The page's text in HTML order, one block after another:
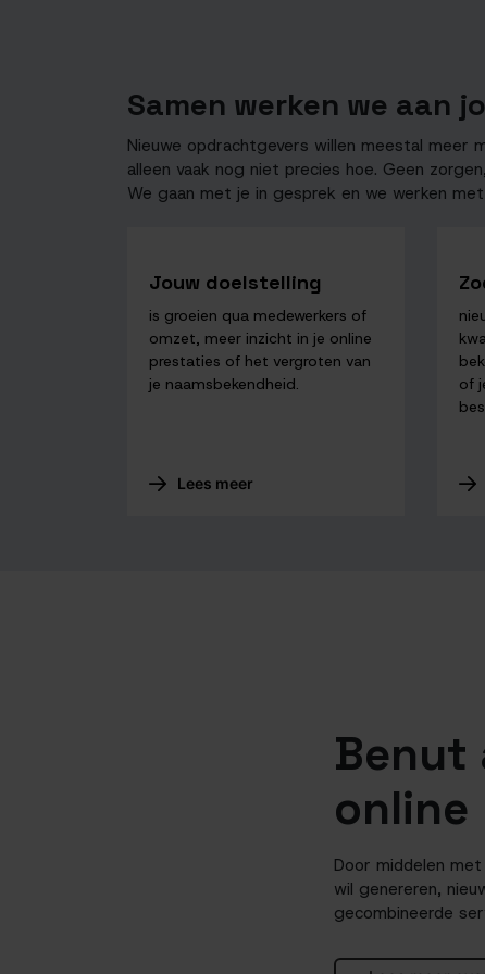
Samen werken we aan
Nieuwe opdrachtgevers willen meestal meer
alleen vaak nog niet precies hoe. Geen
We gaan met je in gesprek en we werken
Jouw doelstelling
is groeien qua medewerkers of
omzet, meer inzicht in je online
prestaties of het vergroten van
je naamsbekendheid.
Lees meer
of
Benut
online
Door middelen
wil genereren,
gecombineerde